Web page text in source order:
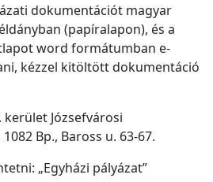
dokumentációt magyar
(papíralapon), és a
word formátumban e-
kézzel kitöltött dokumentáció
kerület Józsefvárosi
Bp., Baross u. 63-67.
„Egyházi pályázat”